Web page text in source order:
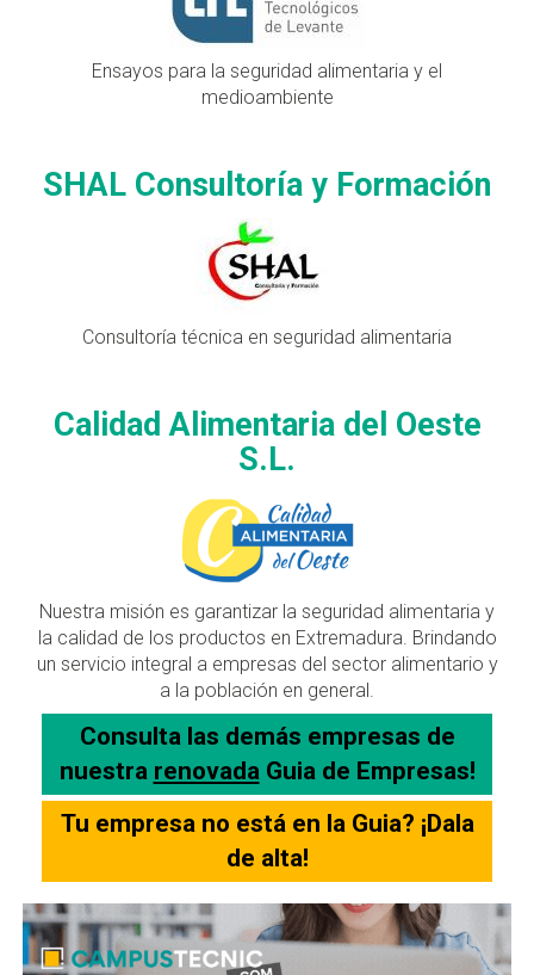
Ensayos para la seguridad alimentaria y el
medioambiente
SHAL Consultoría y Formación
Consultoría técnica en seguridad alimentaria
Calidad Alimentaria del Oeste
S.L.
Nuestra misión es garantizar la seguridad alimentaria y
la calidad de los productos en Extremadura. Brindando
un servicio integral a empresas del sector alimentario y
a la población en general.
Consulta las demás empresas de
nuestra renovada Guia de Empresas!
Tu empresa no está en la Guia? ¡Dala
de alta!